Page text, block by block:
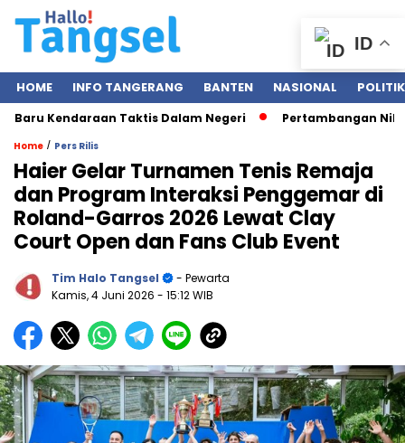
HOME INFO TANGERANG BANTEN NASIONAL POLITIK
Kendaraan Taktis Dalam Negeri Pertambangan Nikel di
Home / Pers Rilis
Haier Gelar Turnamen Tenis Remaja
dan Program Interaksi Penggemar di
Roland-Garros 2026 Lewat Clay
Court Open dan Fans Club Event
Tim Halo Tangsel
- Pewarta
Kamis, 4 Juni 2026 - 15:12 WIB
ID